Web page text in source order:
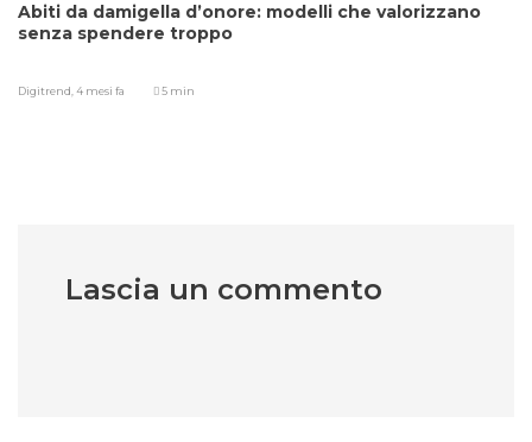
Abiti da damigella d’onore: modelli che valorizzano
senza spendere troppo
Digitrend,4 mesi fa 5 min
Lascia un commento